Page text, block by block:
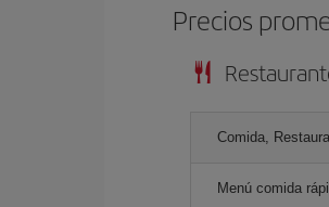
Precios
Comida,
Menú comida